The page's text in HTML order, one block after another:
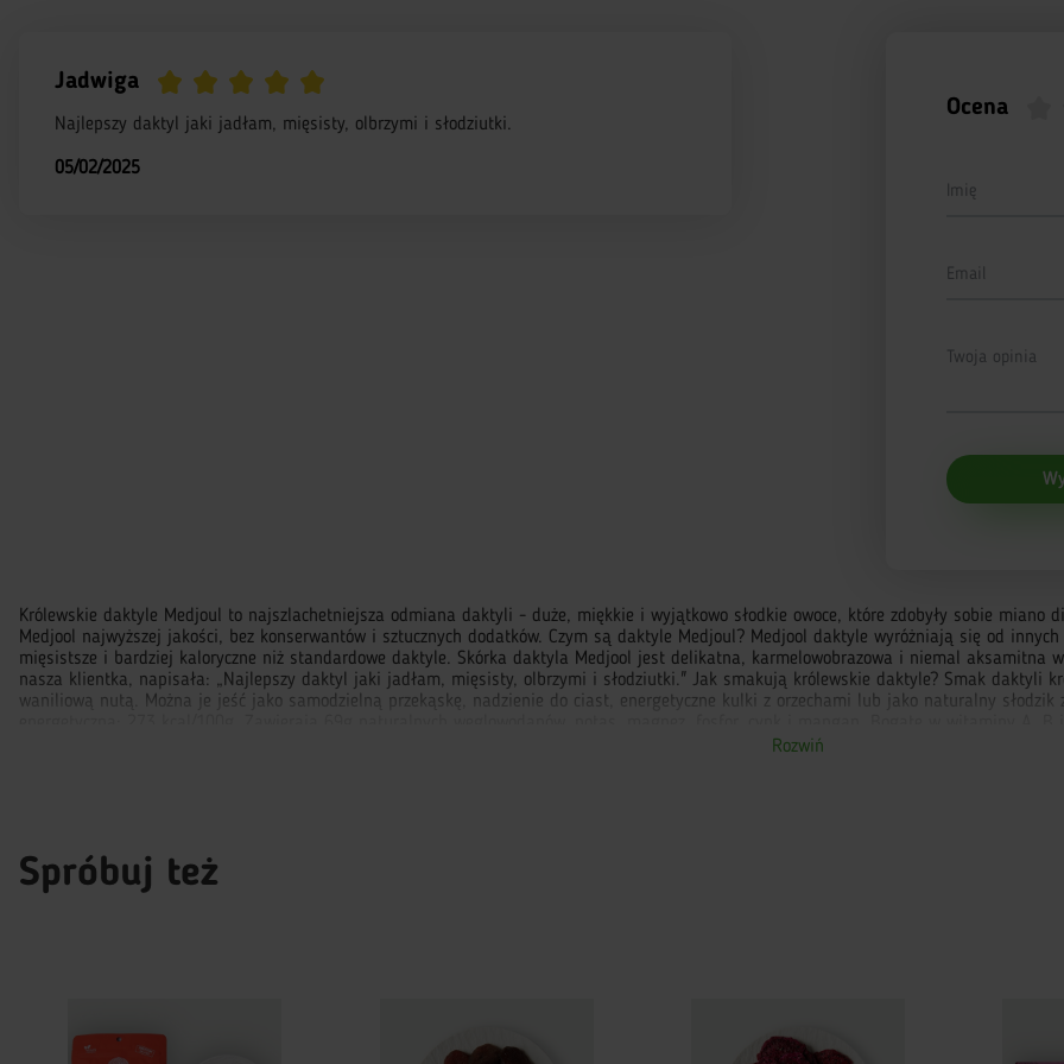
Jadwiga
Najlepszy daktyl jaki jadłam, mięsisty, olbrzymi i słodziutki.
05/02/2025
Ocena
Imię
Email
Twoja opinia
Królewskie daktyle Medjoul to najszlachetniejsza odmiana daktyli - duże, miękkie i wyjątkowo słodkie owoce, które zdobyły sobie miano
Medjool najwyższej jakości, bez konserwantów i sztucznych dodatków. Czym są daktyle Medjoul? Medjool daktyle wyróżniają się od
mięsistsze i bardziej kaloryczne niż standardowe daktyle. Skórka daktyla Medjool jest delikatna, karmelowobrazowa i niemal aksamitna
nasza klientka, napisała: „Najlepszy daktyl jaki jadłam, mięsisty, olbrzymi i słodziutki." Jak smakują królewskie daktyle? Smak daktyli
waniliową nutą. Można je jeść jako samodzielną przekąskę, nadzienie do ciast, energetyczne kulki z orzechami lub jako naturalny
ciśnienie krwi i zapewniają mózgowi potrzebną ilość tlenu. Daktyle Medjool - przepisy i zastosowanie. Daktyle Medjool są podstawą
Rozwiń
Spróbuj też